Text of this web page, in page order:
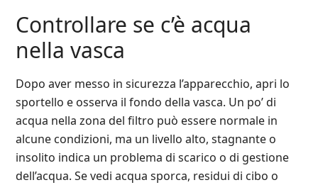
Controllare se c’è acqua
nella vasca
Dopo aver messo in sicurezza l’apparecchio, apri lo
sportello e osserva il fondo della vasca. Un po’ di
acqua nella zona del filtro può essere normale in
alcune condizioni, ma un livello alto, stagnante o
insolito indica un problema di scarico o di gestione
dell’acqua. Se vedi acqua sporca, residui di cibo o